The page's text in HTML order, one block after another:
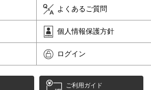
よくあるご質問
個人情報保護方針
ログイン
ご利用ガイド